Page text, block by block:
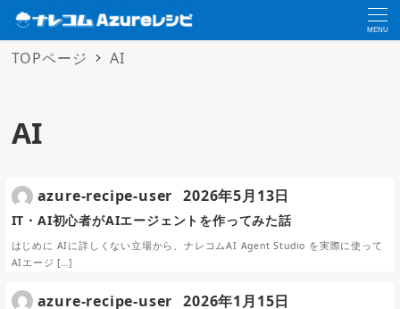
MENU
TOPページ AI
AI
IT・AI初心者がAIエージェントを作ってみた話
はじめに AIに詳しくない立場から、ナレコムAI Agent Studio を実際に使って
AIエージ […]
azure-recipe-user 2026年5月13日
azure-recipe-user 2026年1月15日